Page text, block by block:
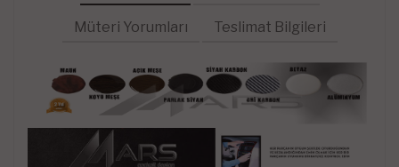
Müteri Yorumları Teslimat Bilgileri